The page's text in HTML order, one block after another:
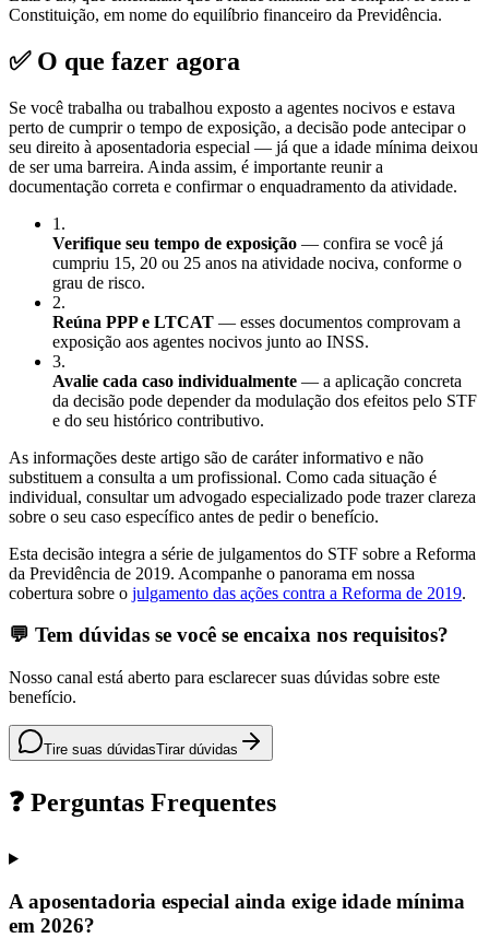
Constituição, em nome do equilíbrio financeiro da Previdência.
✅ O que fazer agora
Se você trabalha ou trabalhou exposto a agentes nocivos e estava
perto de cumprir o tempo de exposição, a decisão pode antecipar o
seu direito à aposentadoria especial — já que a idade mínima deixou
de ser uma barreira. Ainda assim, é importante reunir a
documentação correta e confirmar o enquadramento da atividade.
1 .
Verifique seu tempo de exposição — confira se você já
cumpriu 15, 20 ou 25 anos na atividade nociva, conforme o
grau de risco.
2.
Reúna PPP e LTCAT — esses documentos comprovam a
exposição aos agentes nocivos junto ao INSS.
3.
Avalie cada caso individualmente — a aplicação concreta
da decisão pode depender da modulação dos efeitos pelo STF
e do seu histórico contributivo.
As informações deste artigo são de caráter informativo e não
substituem a consulta a um profissional. Como cada situação é
individual, consultar um advogado especializado pode trazer clareza
sobre o seu caso específico antes de pedir o benefício.
Esta decisão integra a série de julgamentos do STF sobre a Reforma
da Previdência de 2019. Acompanhe o panorama em nossa
cobertura sobre o julgamento das ações contra a Reforma de 2019.
💬 Tem dúvidas se você se encaixa nos requisitos?
Nosso canal está aberto para esclarecer suas dúvidas sobre este
benefício.
Tire suas dúvidasTirar dúvidas
❓ Perguntas Frequentes
A aposentadoria especial ainda exige idade mínima
em 2026?